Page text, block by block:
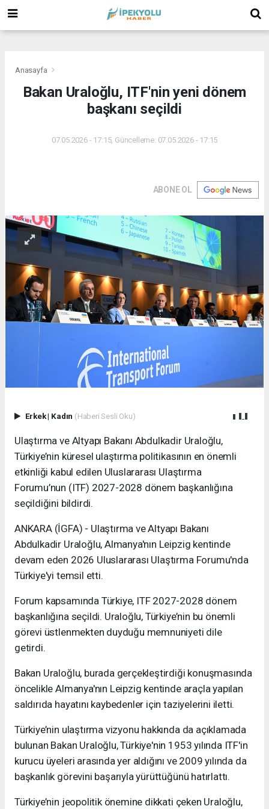
Anasayfa
Bakan Uraloğlu, ITF'nin yeni dönem
başkanı seçildi
07.05.2026 - 17:15, Güncelleme: 07.05.2026 - 17:15
ABONE OL
Erkek| Kadın (Haberi Sesli Oku)
Ulaştırma ve Altyapı Bakanı Abdulkadir Uraloğlu,
Türkiye’nin küresel ulaştırma politikasının en önemli
etkinliği kabul edilen Uluslararası Ulaştırma
Forumu’nun (ITF) 2027-2028 dönem başkanlığına
seçildiğini bildirdi.
ANKARA (İGFA) - Ulaştırma ve Altyapı Bakanı
Abdulkadir Uraloğlu, Almanya'nın Leipzig kentinde
devam eden 2026 Uluslararası Ulaştırma Forumu'nda
Türkiye'yi temsil etti.
Forum kapsamında Türkiye, ITF 2027-2028 dönem
başkanlığına seçildi. Uraloğlu, Türkiye’nin bu önemli
görevi üstlenmekten duyduğu memnuniyeti dile
getirdi.
Bakan Uraloğlu, burada gerçekleştirdiği konuşmasında
öncelikle Almanya'nın Leipzig kentinde araçla yapılan
saldırıda hayatını kaybedenler için taziyelerini iletti.
Türkiye’nin ulaştırma vizyonu hakkında da açıklamada
bulunan Bakan Uraloğlu, Türkiye'nin 1953 yılında ITF'in
kurucu üyeleri arasında yer aldığını ve 2009 yılında da
başkanlık görevini başarıyla yürüttüğünü hatırlattı.
Türkiye’nin jeopolitik önemine dikkati çeken Uraloğlu,